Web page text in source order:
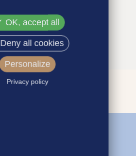
OK, accept all
Deny all cookies
Personalize
Privacy policy